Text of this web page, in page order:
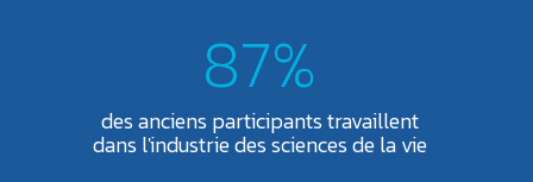
87%
des anciens participants travaillent
dans l'industrie des sciences de la vie